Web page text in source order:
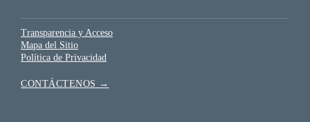
Transparencia y Acceso
Mapa del Sitio
Política de Privacidad
CONTÁCTENOS →